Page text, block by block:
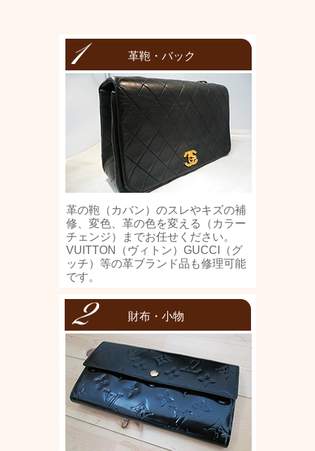
革鞄・バック
革の鞄（カバン）のスレやキズの補
修、変色、革の色を変える（カラー
チェンジ）までお任せください。
VUITTON（ヴィトン）GUCCI（グ
ッチ）等の革ブランド品も修理可能
です。
財布・小物